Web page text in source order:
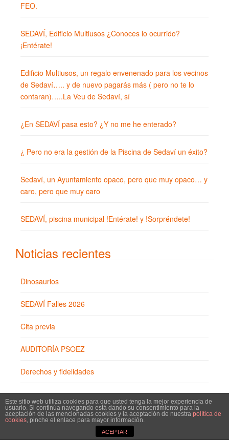
FEO.
SEDAVÍ, Edificio Multiusos ¿Conoces lo ocurrido?
¡Entérate!
Edificio Multiusos, un regalo envenenado para los vecinos
de Sedaví….. y de nuevo pagarás más ( pero no te lo
contaran)…..La Veu de Sedaví, sí
¿En SEDAVÍ pasa esto? ¿Y no me he enterado?
¿ Pero no era la gestión de la Piscina de Sedaví un éxito?
Sedaví, un Ayuntamiento opaco, pero que muy opaco… y
caro, pero que muy caro
SEDAVÍ, piscina municipal !Entérate! y !Sorpréndete!
Noticias recientes
Dinosaurios
SEDAVÍ Falles 2026
Cita previa
AUDITORÍA PSOEZ
Derechos y fidelidades
Comentarios recientes
Temas Actualidad. Sedaví se adhiere a
Este sitio web utiliza cookies para que usted tenga la mejor experiencia de
usuario. Si continúa navegando está dando su consentimiento para la
aceptación de las mencionadas cookies y la aceptación de nuestra política de
cookies, pinche el enlace para mayor información.
ACEPTAR